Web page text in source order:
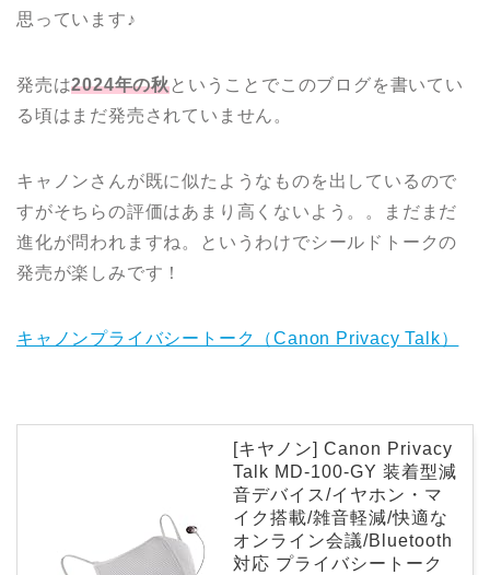
思っています♪
発売は2024年の秋ということでこのブログを書いてい
る頃はまだ発売されていません。
キャノンさんが既に似たようなものを出しているので
すがそちらの評価はあまり高くないよう。。まだまだ
進化が問われますね。というわけでシールドトークの
発売が楽しみです！
キャノンプライバシートーク（Canon Privacy Talk）
[キヤノン] Canon Privacy
Talk MD-100-GY 装着型減
音デバイス/イヤホン・マ
イク搭載/雑音軽減/快適な
オンライン会議/Bluetooth
対応 プライバシートーク